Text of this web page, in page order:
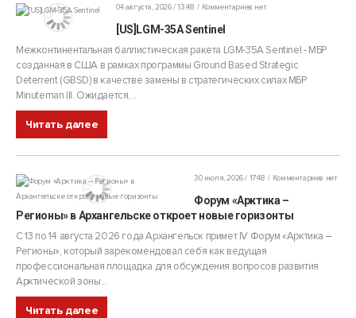
04 августа, 2026 / 13:48 Комментариев нет
[US]LGM-35A Sentinel
Межконтинентальная баллистическая ракета LGM-35A Sentinel - МБР
созданная в США в рамках программы Ground Based Strategic
Deterrent (GBSD) в качестве замены в стратегических силах МБР
Minuteman III. Ожидается,...
Читать далее
30 июля, 2026 / 17:48 Комментариев нет
Форум «Арктика –
Регионы» в Архангельске откроет новые горизонты
С 13 по 14 августа 2026 года Архангельск примет IV Форум «Арктика –
Регионы», который зарекомендовал себя как ведущая
профессиональная площадка для обсуждения вопросов развития
Арктической зоны...
Читать далее